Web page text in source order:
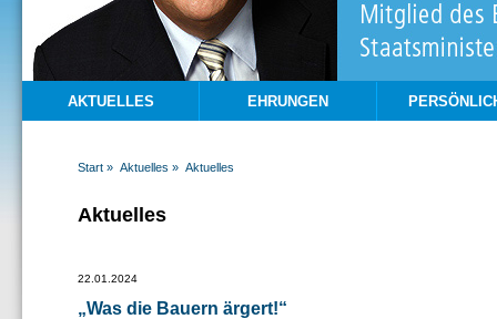
AKTUELLES EHRUNGEN
Start » Aktuelles » Aktuelles
Aktuelles
22.01.2024
Was die Bauern ärgert!“